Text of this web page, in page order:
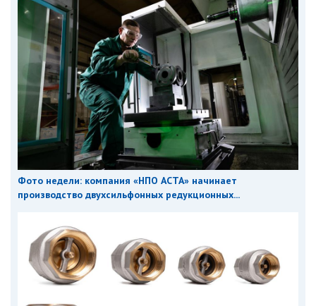
Фото недели: компания «НПО АСТА» начинает
производство двухсильфонных редукционных...